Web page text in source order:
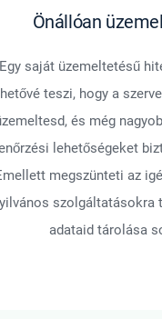
Önállóan
Egy saját üzemeltetésű
teszi, hogy a
és még
lehetőségeket
megszünteti az
szolgáltatásokra
adataid tárolása